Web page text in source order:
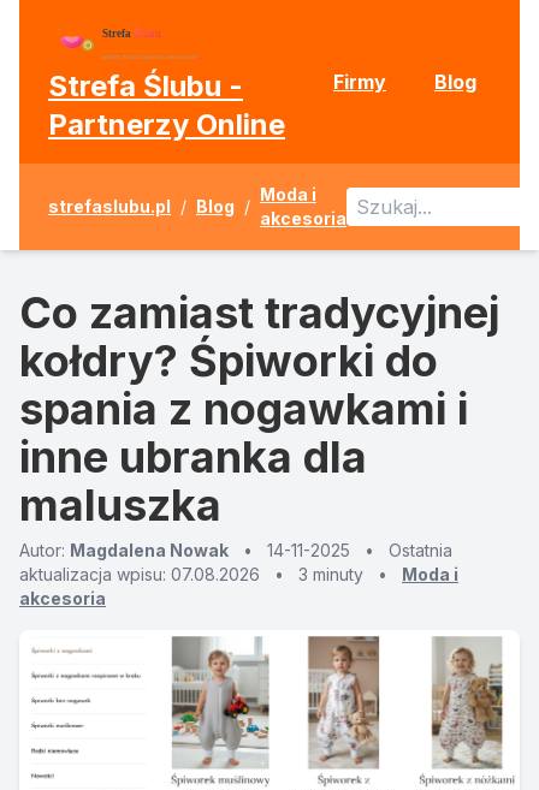
Strefa Ślubu -
Partnerzy Online
Firmy Blog
strefaslubu.pl / Blog /
Moda i
akcesoria
Co zamiast tradycyjnej
kołdry? Śpiworki do
spania z nogawkami i
inne ubranka dla
maluszka
Autor: Magdalena Nowak • 14-11-2025 •
Ostatnia
aktualizacja wpisu: 07.08.2026
• 3 minuty •
Moda i
akcesoria